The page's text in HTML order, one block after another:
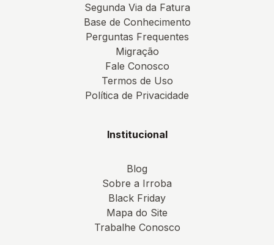
Segunda Via da Fatura
Base de Conhecimento
Perguntas Frequentes
Migração
Fale Conosco
Termos de Uso
Política de Privacidade
Institucional
Blog
Sobre a Irroba
Black Friday
Mapa do Site
Trabalhe Conosco